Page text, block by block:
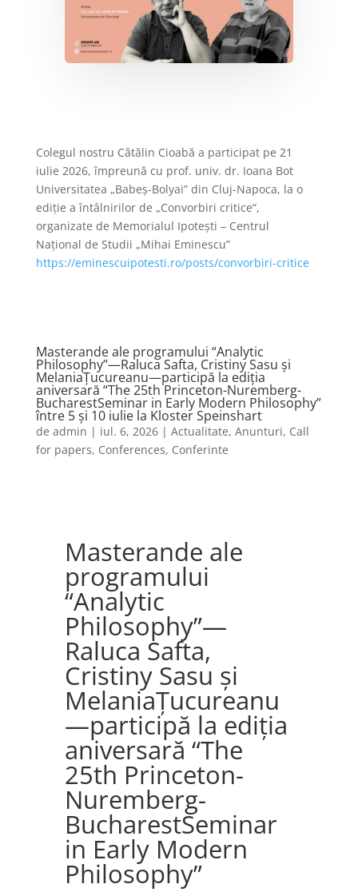
Colegul nostru Cătălin Cioabă a participat pe 21
iulie 2026, împreună cu prof. univ. dr. Ioana Bot
Universitatea „Babeș-Bolyai” din Cluj-Napoca, la o
ediție a întâlnirilor de „Convorbiri critice“,
organizate de Memorialul Ipotești – Centrul
Național de Studii „Mihai Eminescu”
https://eminescuipotesti.ro/posts/convorbiri-critice
Masterande ale programului “Analytic
Philosophy”—Raluca Safta, Cristiny Sasu și
MelaniaȚucureanu—participă la ediția
aniversară “The 25th Princeton-Nuremberg-
BucharestSeminar in Early Modern Philosophy”
între 5 și 10 iulie la Kloster Speinshart
de admin | iul. 6, 2026| Actualitate, Anunturi, Call
for papers, Conferences, Conferinte
Masterande ale
programului
“Analytic
Philosophy”—
Raluca Safta,
Cristiny Sasu și
MelaniaȚucureanu
—participă la ediția
aniversară “The
25th Princeton-
Nuremberg-
BucharestSeminar
in Early Modern
Philosophy”